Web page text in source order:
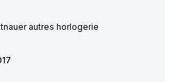
autres horlogerie